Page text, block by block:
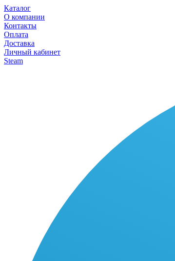
Каталог
О компании
Контакты
Оплата
Доставка
Личный кабинет
Steam